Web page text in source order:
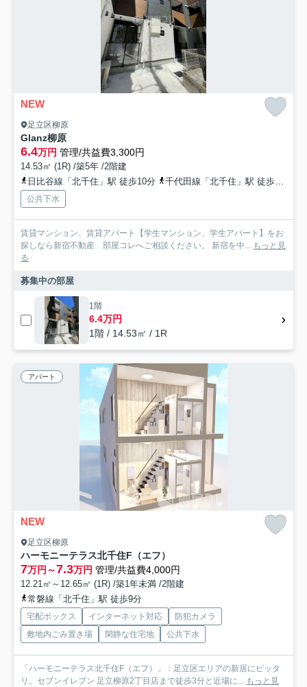
NEW
足立区柳原
Glanz柳原
6.4万円 管理/共益費3,300円
14.53㎡ (1R) /築5年 /2階建
日比谷線「北千住」駅 徒歩10分
千代田線「北千住」駅 徒歩10分
公共下水
賃貸マンション、賃貸アパート【学生マンション、学生アパート】をお
探しなら新宿不動産 部屋コレへご相談ください。 新宿を中... もっと見
る
募集中の部屋
1階
6.4万円
1階 / 14.53㎡ / 1R
アパート
NEW
足立区柳原
ハーモニーテラス北千住F（エフ）
7万円～7.3万円 管理/共益費4,000円
12.21㎡～12.65㎡ (1R) /築1年未満 /2階建
常磐線「北千住」駅 徒歩9分
宅配ボックス インターネット対応
防犯カメラ
敷地内ごみ置き場
閑静な住宅地 公共下水
「ハーモニーテラス北千住F（エフ）」：足立区エリアの新居にピッタ
リ。セブンイレブン 足立柳原2丁目店まで徒歩3分と近場に... もっと見